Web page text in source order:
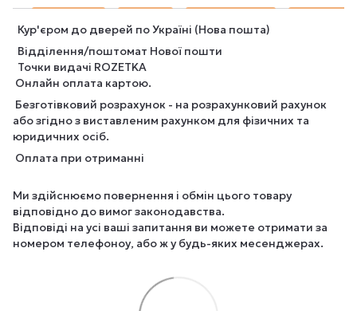
Кур'єром до дверей по Україні (Нова пошта)
Відділення/поштомат Нової пошти
Точки видачі ROZETKA
Онлайн оплата картою.
Безготівковий розрахунок - на розрахунковий рахунок
або згідно з виставленим рахунком для фізичних та
юридичних осіб.
Оплата при отриманні
Ми здійснюємо повернення і обмін цього товару
відповідно до вимог законодавства.
Відповіді на усі ваші запитання ви можете отримати за
номером телефоноу, або ж у будь-яких месенджерах.